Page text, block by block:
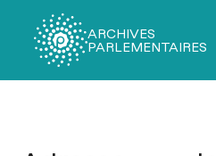
ARCHIVES
PARLEMENTAIRES